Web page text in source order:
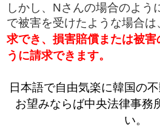
しかし、Nさんの場合のよう
で被害を受けたような場合は
求でき、損害賠償または被害
うに請求できます。
日本語で自由気楽に韓国の
お望みならば中央法律事務
い。